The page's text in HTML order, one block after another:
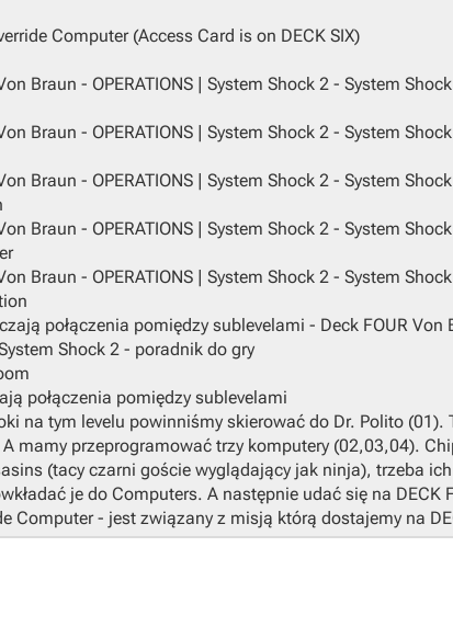
Computer (Access Card is on DECK SIX)
połączenia pomiędzy sublevelami
na tym levelu powinniśmy skierować do Dr. Polito (01).
mamy przeprogramować trzy komputery (02,03,04).
(tacy czarni goście wyglądający jak ninja), trzeba
je do Computers. A następnie udać się na DECK
Computer - jest związany z misją którą dostajemy na